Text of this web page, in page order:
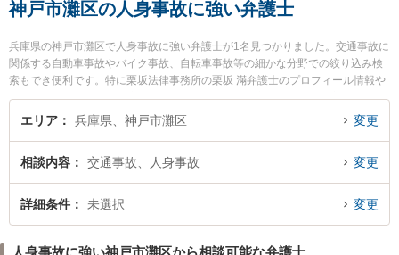
神戸市灘区の人身事故に強い弁護士
兵庫県の神戸市灘区で人身事故に強い弁護士が1名見つかりました。交通事故に
関係する自動車事故やバイク事故、自転車事故等の細かな分野での絞り込み検
索もでき便利です。特に栗坂法律事務所の栗坂 滿弁護士のプロフィール情報や
弁護士費用、強みなどが注目されています。『神戸市灘区で土日や夜間に発生
した人身事故のトラブルを今すぐに弁護士に相談したい』『人身事故のトラブ
者さんにおすすめです。
エリア 兵庫県、神戸市灘区 変更
相談内容 交通事故、人身事故 変更
詳細条件 未選択 変更
人身事故に強い神戸市灘区から相談可能な弁護士